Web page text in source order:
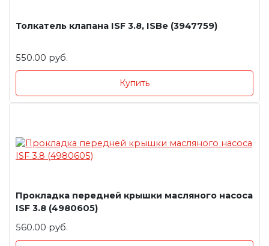
Толкатель клапана ISF 3.8, ISBe (3947759)
550.00 руб.
Купить
Прокладка передней крышки масляного насоса
ISF 3.8 (4980605)
560.00 руб.